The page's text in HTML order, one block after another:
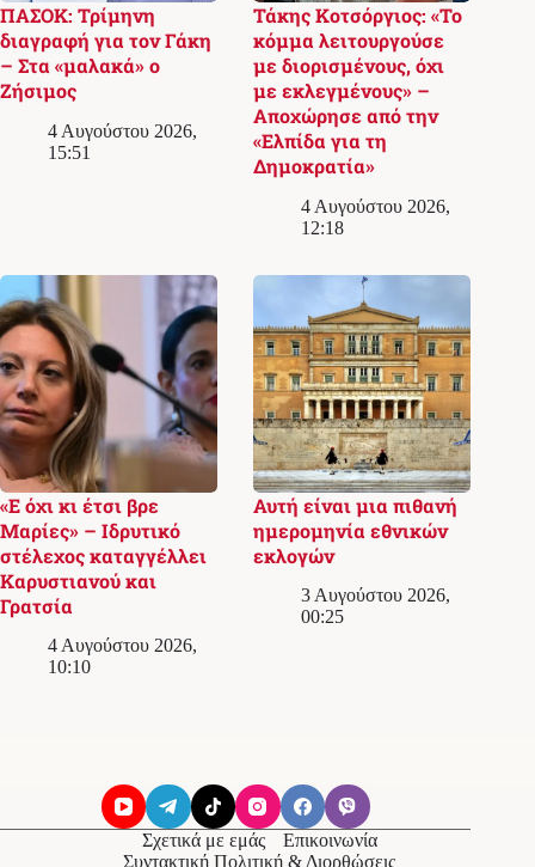
ΠΑΣΟΚ: Τρίμηνη
διαγραφή για τον Γάκη
– Στα «μαλακά» ο
Ζήσιμος
4 Αυγούστου 2026,
15:51
Τάκης Κοτσόργιος: «Το
κόμμα λειτουργούσε
με διορισμένους, όχι
με εκλεγμένους» –
Αποχώρησε από την
«Ελπίδα για τη
Δημοκρατία»
4 Αυγούστου 2026,
12:18
«Ε όχι κι έτσι βρε
Μαρίες» – Ιδρυτικό
στέλεχος καταγγέλλει
Καρυστιανού και
Γρατσία
4 Αυγούστου 2026,
10:10
Αυτή είναι μια πιθανή
ημερομηνία εθνικών
εκλογών
3 Αυγούστου 2026,
00:25
Σχετικά με εμάς
Επικοινωνία
Συντακτική Πολιτική & Διορθώσεις